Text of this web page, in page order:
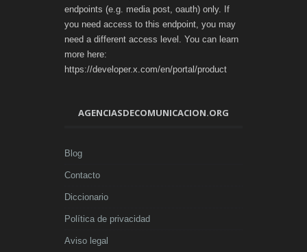
endpoints (e.g. media post, oauth) only. If
you need access to this endpoint, you may
need a different access level. You can learn
more here:
https://developer.x.com/en/portal/product
AGENCIASDECOMUNICACION.ORG
Blog
Contacto
Diccionario
Política de privacidad
Aviso legal